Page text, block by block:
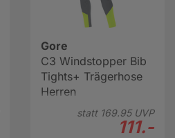
Gore
C3 Windstopper Bib
Tights+ Trägerhose
Herren
statt 169.95UVP
111.-